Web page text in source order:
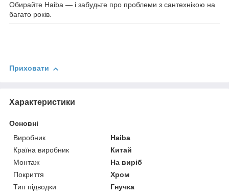
Обирайте Haiba — і забудьте про проблеми з сантехнікою на
багато років.
Приховати
Характеристики
Основні
Виробник
Haiba
Країна виробник
Китай
Монтаж
На виріб
Покриття
Хром
Тип підводки
Гнучка